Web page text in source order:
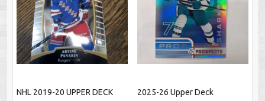
NHL 2019-20 UPPER DECK 2025-26 Upper Deck